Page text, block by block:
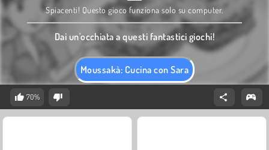
Moussakà: Cucina con Sara
Spiacenti! Questo gioco funziona solo su computer.
Dai un'occhiata a questi fantastici giochi!
70%